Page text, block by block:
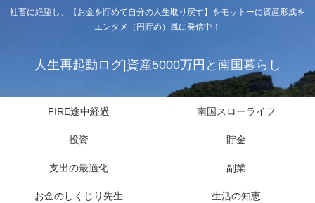
社畜に絶望し、【お金を貯めて自分の人生取り戻す】をモットーに資産形成を
エンタメ（円貯め）風に発信中！
人生再起動ログ|資産5000万円と南国暮らし
FIRE途中経過 南国スローライフ
投資 貯金
支出の最適化 副業
お金のしくじり先生 生活の知恵